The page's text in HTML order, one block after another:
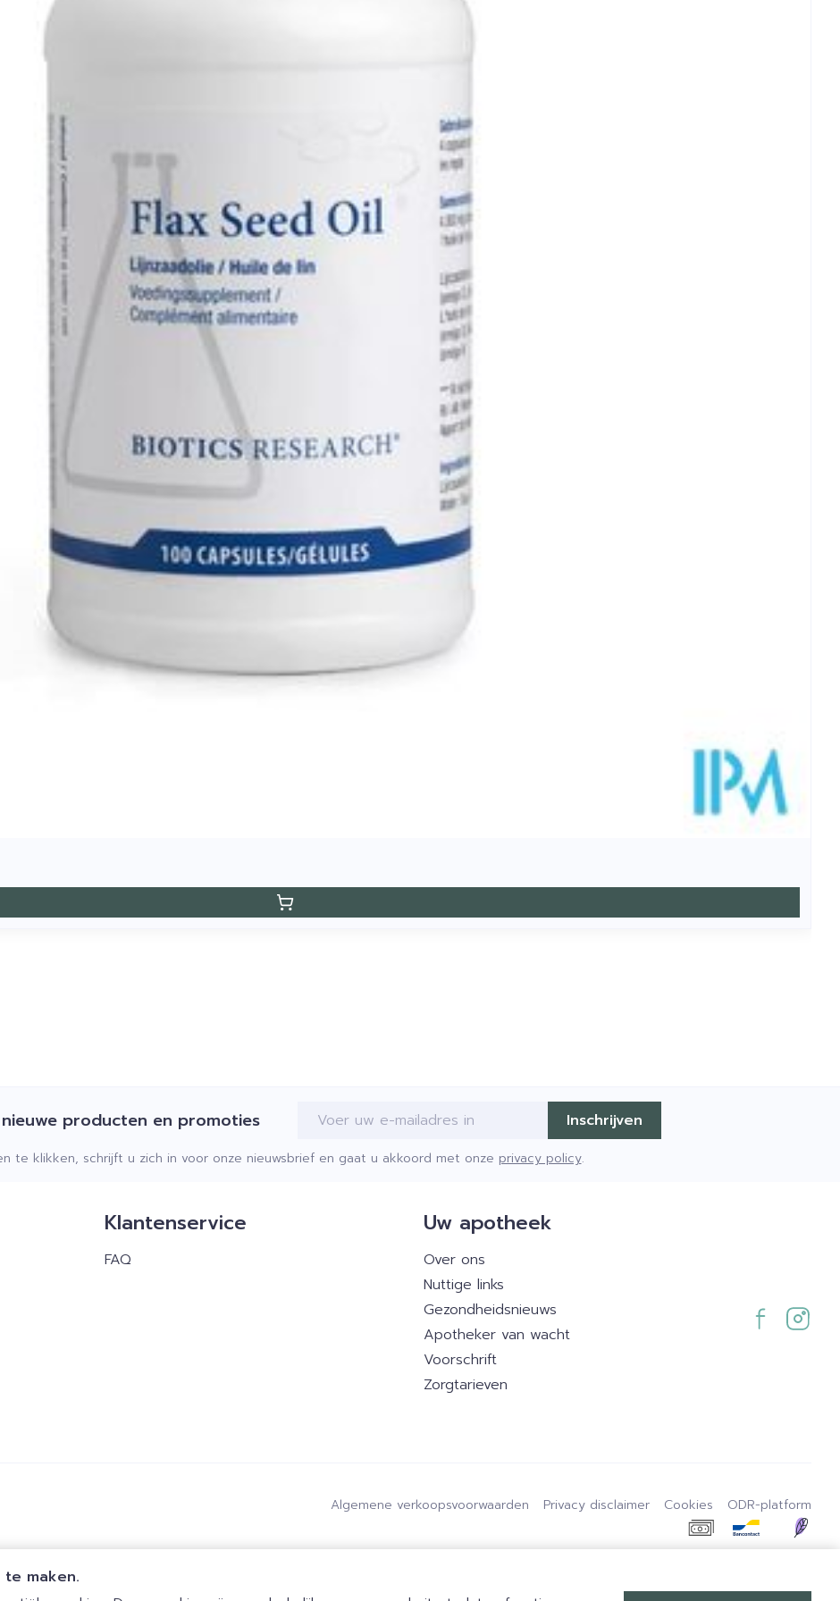
maken.
producten en promoties Inschrijven
te klikken, schrijft u zich in voor onze nieuwsbrief en gaat u akkoord met onze privacy policy.
Klantenservice
FAQ
Uw apotheek
Over ons
Nuttige links
Gezondheidsnieuws
Apotheker van wacht
Voorschrift
Zorgtarieven
Algemene verkoopsvoorwaarden Privacy disclaimer Cookies ODR-platform